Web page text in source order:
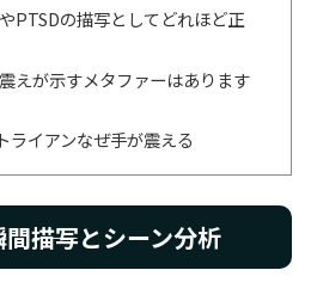
PTSDの描写としてどれほど正
えが示すメタファーはあります
ライアンなぜ手が震える
――描写とシーン分析